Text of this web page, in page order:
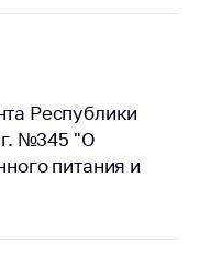
Республики
г. №345 "О
питания и